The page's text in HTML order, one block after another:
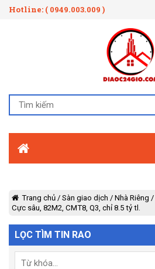
Hotline: ( 0949.003.009 )
Trang chủ / Sàn giao dịch / Nhà Riêng /
Cực sâu, 82M2, CMT8, Q3, chỉ 8.5 tỷ tl.
LỌC TÌM TIN RAO